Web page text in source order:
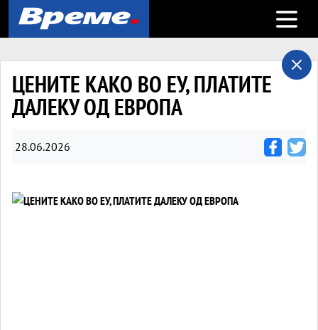
Open
ЦЕНИТЕ КАКО ВО ЕУ, ПЛАТИТЕ
ДАЛЕКУ ОД ЕВРОПА
28.06.2026